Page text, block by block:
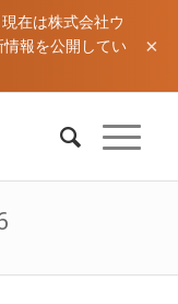
在は株式会社ウ
情報を公開してい
×